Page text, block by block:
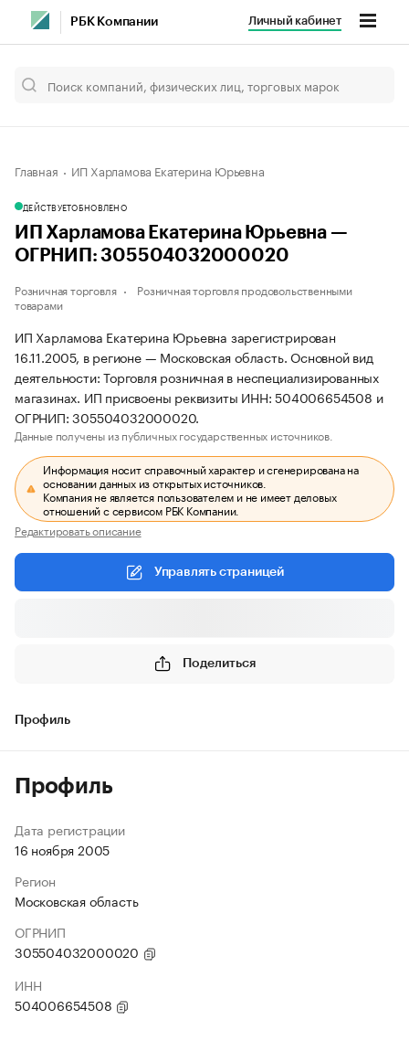
РБК Компании Личный кабинет
Главная ИП Харламова Екатерина Юрьевна
ДЕЙСТВУЕТОБНОВЛЕНО
ИП Харламова Екатерина Юрьевна —
ОГРНИП: 305504032000020
Розничная торговля
Розничная торговля продовольственными
товарами
ИП Харламова Екатерина Юрьевна зарегистрирован
16.11.2005, в регионе — Московская область. Основной вид
деятельности: Торговля розничная в неспециализированных
магазинах. ИП присвоены реквизиты ИНН: 504006654508 и
ОГРНИП: 305504032000020.
Данные получены из публичных государственных источников.
Информация носит справочный характер и сгенерирована на
основании данных из открытых источников.
Компания не является пользователем и не имеет деловых
отношений с сервисом РБК Компании.
Редактировать описание
Управлять страницей
Поделиться
Профиль
Профиль
Дата регистрации
16 ноября 2005
Регион
Московская область
ОГРНИП
305504032000020
ИНН
504006654508